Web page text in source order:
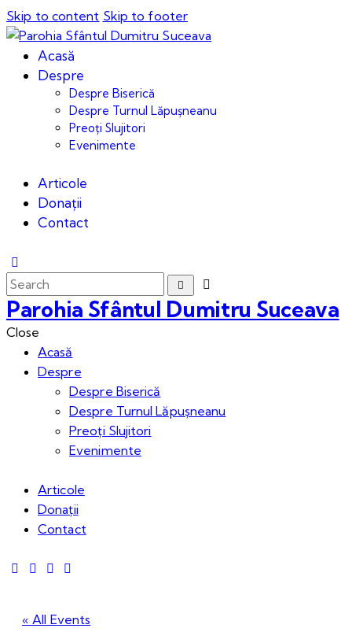
Skip to content Skip to footer
Acasă
Despre
Despre Biserică
Despre Turnul Lăpușneanu
Preoți Slujitori
Evenimente
Articole
Donații
Contact
Parohia Sfântul Dumitru Suceava
Close
Acasă
Despre
Despre Biserică
Despre Turnul Lăpușneanu
Preoți Slujitori
Evenimente
Articole
Donații
Contact
« All Events